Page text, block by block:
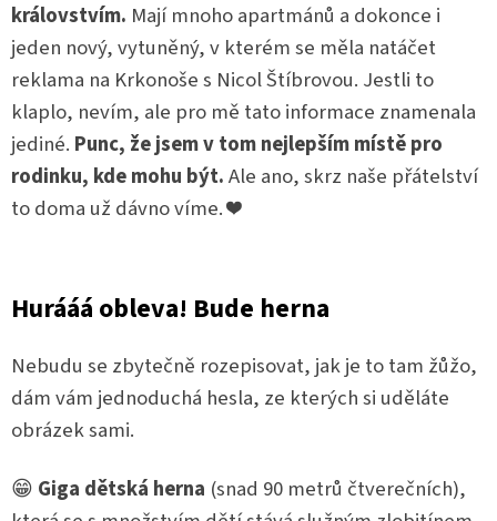
královstvím. Mají mnoho apartmánů a dokonce i
jeden nový, vytuněný, v kterém se měla natáčet
reklama na Krkonoše s Nicol Štíbrovou. Jestli to
klaplo, nevím, ale pro mě tato informace znamenala
jediné. Punc, že jsem v tom nejlepším místě pro
rodinku, kde mohu být.Ale ano, skrz naše přátelství
to doma už dávno víme. ❤️
Hurááá obleva! Bude herna
Nebudu se zbytečně rozepisovat, jak je to tam žůžo,
dám vám jednoduchá hesla, ze kterých si uděláte
obrázek sami.
😁 Giga dětská herna (snad 90 metrů čtverečních),